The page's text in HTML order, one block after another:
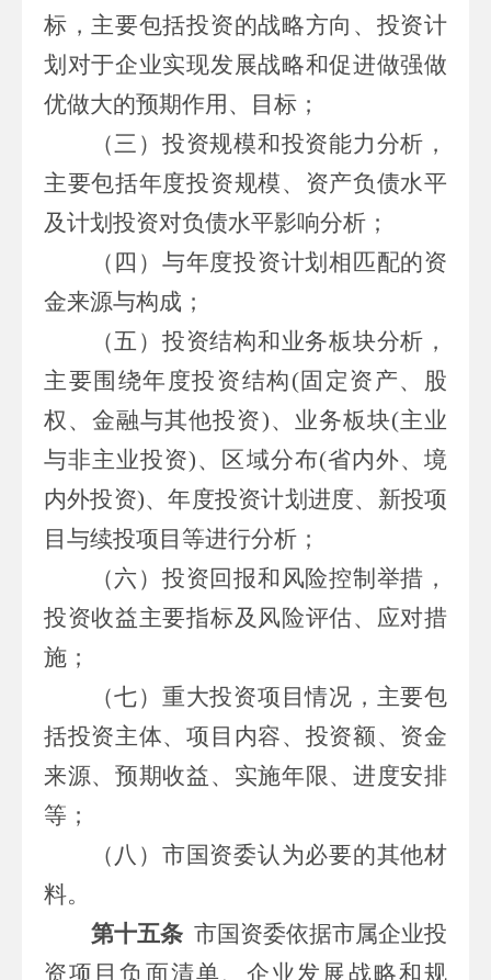
标，主要包括投资的战略方向、投资计
划对于企业实现发展战略和促进做强做
优做大的预期作用、目标；
（三） 投资规模和投资能力分析，
主要包括年度投资规模、资产负债水平
及计划投资对负债水平影响分析；
（四） 与年度投资计划相匹配的资
金来源与构成；
（五） 投资结构和业务板块分析，
主要围绕年度投资结构(固定资产、股
权、金融与其他投资)、业务板块(主业
与非主业投资)、区域分布(省内外、境
内外投资)、年度投资计划进度、新投项
目与续投项目等进行分析；
（六） 投资回报和风险控制举措，
投资收益主要指标及风险评估、应对措
施；
（七） 重大投资项目情况，主要包
括投资主体、项目内容、投资额、资金
来源、预期收益、实施年限、进度安排
等；
（八）市国资委认为必要的其他材
料。
第十五条 市国资委依据市属企业投
资项目负面清单、企业发展战略和规